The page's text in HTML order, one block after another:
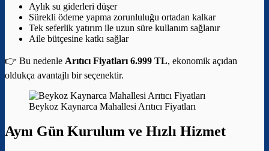
Aylık su giderleri düşer
Sürekli ödeme yapma zorunluluğu ortadan kalkar
Tek seferlik yatırım ile uzun süre kullanım sağlanır
Aile bütçesine katkı sağlar
👉 Bu nedenle Arıtıcı Fiyatları 6.999 TL, ekonomik açıdan
oldukça avantajlı bir seçenektir.
Beykoz Kaynarca Mahallesi Arıtıcı Fiyatları
Aynı Gün Kurulum ve Hızlı Hizmet